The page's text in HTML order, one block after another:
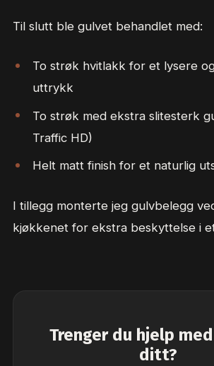
Til slutt ble gulvet behandlet med:
To strøk hvitlakk for et lysere
uttrykk
To strøk med ekstra slitesterk
Traffic HD)
Helt matt finish for et naturlig
I tillegg monterte jeg gulvbelegg
kjøkkenet for ekstra beskyttelse i
Trenger du hjelp
ditt?